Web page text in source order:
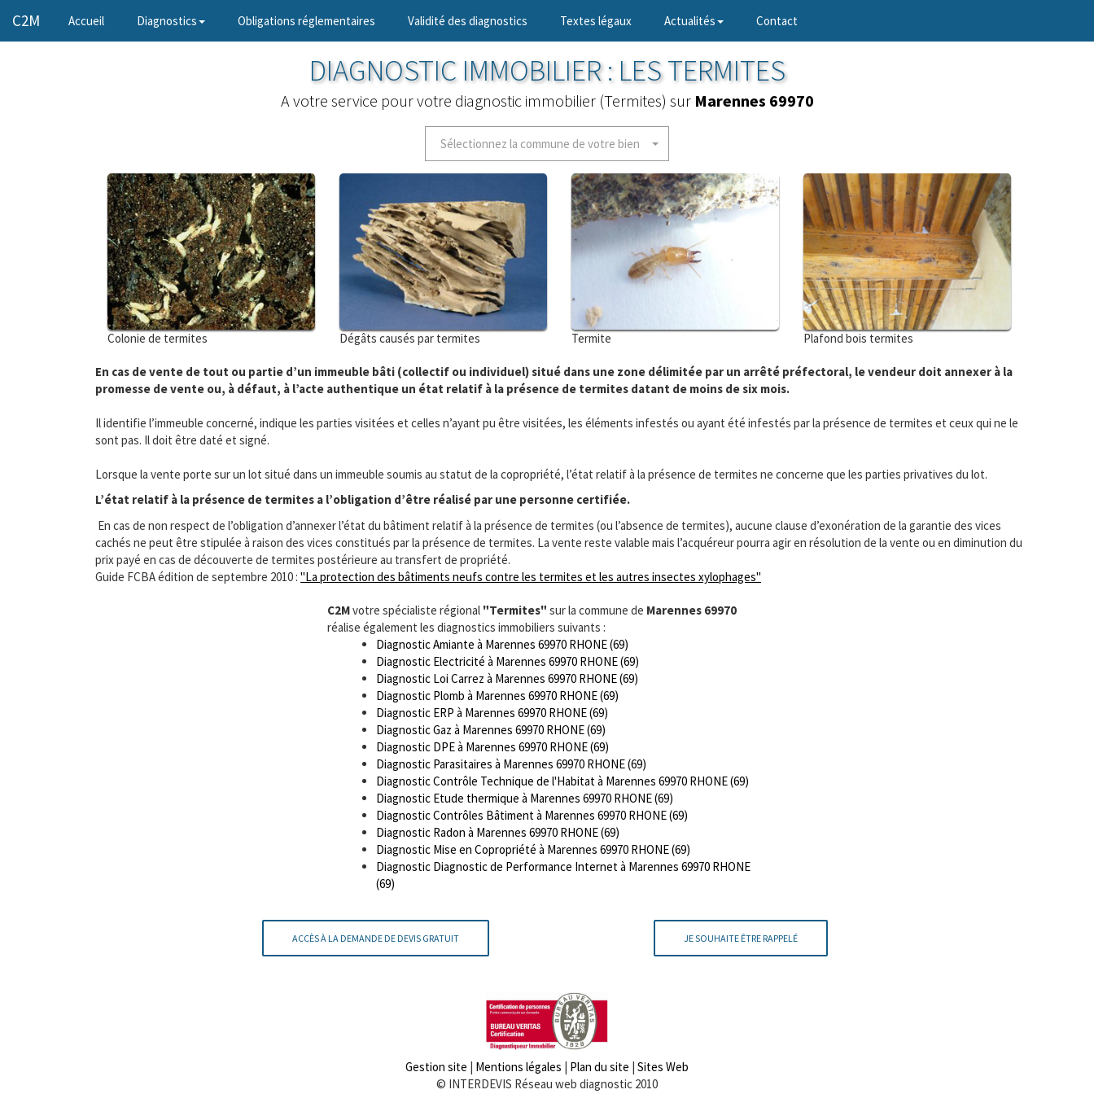
C2M Accueil (current)Diagnostics Obligations réglementaires Validité des diagnostics Textes légaux Actualités Contact
DIAGNOSTIC IMMOBILIER : LES TERMITES
A votre service pour votre diagnostic immobilier (Termites) sur Marennes 69970
Sélectionnez la commune de votre bien
Colonie de termites Dégâts causés par termites Termite Plafond bois termites
En cas de vente de tout ou partie d’un immeuble bâti (collectif ou individuel) situé dans une zone délimitée par un arrêté préfectoral, le vendeur doit annexer à la
promesse de vente ou, à défaut, à l’acte authentique un état relatif à la présence de termites datant de moins de six mois.
Il identifie l’immeuble concerné, indique les parties visitées et celles n’ayant pu être visitées, les éléments infestés ou ayant été infestés par la présence de termites et ceux qui ne le
sont pas. Il doit être daté et signé.
Lorsque la vente porte sur un lot situé dans un immeuble soumis au statut de la copropriété, l’état relatif à la présence de termites ne concerne que les parties privatives du lot.
L’état relatif à la présence de termites a l’obligation d’être réalisé par une personne certifiée.
En cas de non respect de l’obligation d’annexer l’état du bâtiment relatif à la présence de termites (ou l’absence de termites), aucune clause d’exonération de la garantie des vices
cachés ne peut être stipulée à raison des vices constitués par la présence de termites. La vente reste valable mais l’acquéreur pourra agir en résolution de la vente ou en diminution du
prix payé en cas de découverte de termites postérieure au transfert de propriété.
Guide FCBA édition de septembre 2010 : "La protection des bâtiments neufs contre les termites et les autres insectes xylophages"
C2Mvotre spécialiste régional "Termites" sur la commune de Marennes 69970
réalise également les diagnostics immobiliers suivants :
Diagnostic Amiante à Marennes 69970 RHONE (69)
Diagnostic Electricité à Marennes 69970 RHONE (69)
Diagnostic Loi Carrez à Marennes 69970 RHONE (69)
Diagnostic Plomb à Marennes 69970 RHONE (69)
Diagnostic ERP à Marennes 69970 RHONE (69)
Diagnostic Gaz à Marennes 69970 RHONE (69)
Diagnostic DPE à Marennes 69970 RHONE (69)
Diagnostic Parasitaires à Marennes 69970 RHONE (69)
Diagnostic Contrôle Technique de l'Habitat à Marennes 69970 RHONE (69)
Diagnostic Etude thermique à Marennes 69970 RHONE (69)
Diagnostic Contrôles Bâtiment à Marennes 69970 RHONE (69)
Diagnostic Radon à Marennes 69970 RHONE (69)
Diagnostic Mise en Copropriété à Marennes 69970 RHONE (69)
Diagnostic Diagnostic de Performance Internet à Marennes 69970 RHONE
(69)
ACCÈS À LA DEMANDE DE DEVIS GRATUIT JE SOUHAITE ÊTRE RAPPELÉ
Gestion site | Mentions légales | Plan du site | Sites Web
© INTERDEVIS Réseau web diagnostic 2010